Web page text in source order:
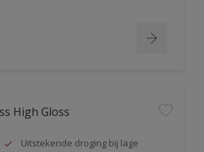
High Gloss
Uitstekende droging bij lage